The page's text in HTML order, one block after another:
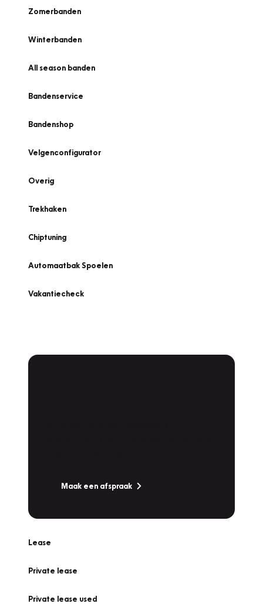
Zomerbanden
Winterbanden
All season banden
Bandenservice
Bandenshop
Velgenconfigurator
Overig
Trekhaken
Chiptuning
Automaatbak Spoelen
Vakantiecheck
Maak een afspraak
Lease
Private lease
Private lease used